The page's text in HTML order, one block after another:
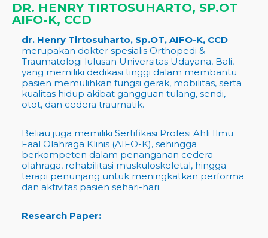
DR. HENRY TIRTOSUHARTO, SP.OT
AIFO-K, CCD
dr. Henry Tirtosuharto, Sp.OT, AIFO-K, CCD
merupakan dokter spesialis Orthopedi &
Traumatologi lulusan Universitas Udayana, Bali,
yang memiliki dedikasi tinggi dalam membantu
pasien memulihkan fungsi gerak, mobilitas, serta
kualitas hidup akibat gangguan tulang, sendi,
otot, dan cedera traumatik.
Beliau juga memiliki Sertifikasi Profesi Ahli Ilmu
Faal Olahraga Klinis (AIFO-K), sehingga
berkompeten dalam penanganan cedera
olahraga, rehabilitasi muskuloskeletal, hingga
terapi penunjang untuk meningkatkan performa
dan aktivitas pasien sehari-hari.
Research Paper: